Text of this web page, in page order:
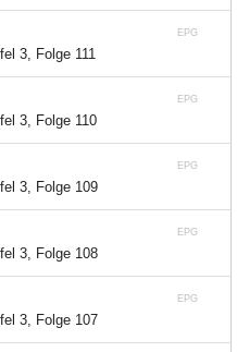
EPG
3, Folge 111
EPG
3, Folge 110
EPG
3, Folge 109
EPG
3, Folge 108
EPG
3, Folge 107